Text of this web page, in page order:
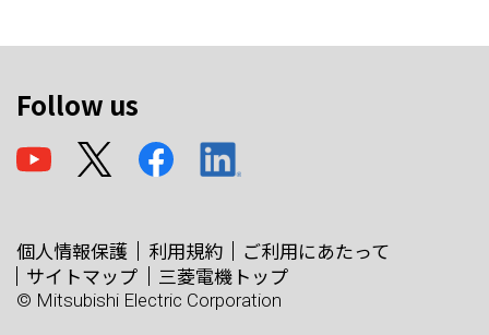
Follow us
個人情報保護 利用規約
ご利用にあたって
サイトマップ
三菱電機トップ
© Mitsubishi Electric Corporation